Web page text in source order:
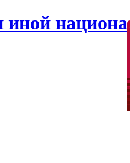
иной